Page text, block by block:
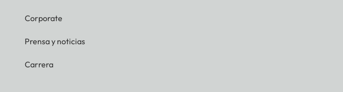
Corporate
Prensa y noticias
Carrera